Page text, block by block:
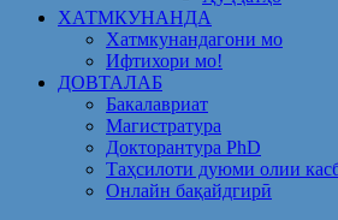
ХАТМКУНАНДА
Хатмкунандагони мо
Ифтихори мо!
ДОВТАЛАБ
Бакалавриат
Магистратура
Докторантура PhD
Таҳсилоти дуюми олии
Онлайн бақайдгирӣ